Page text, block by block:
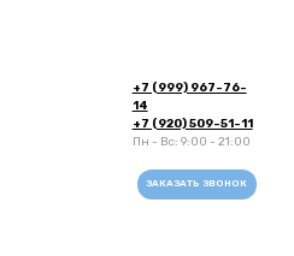
+7 (999) 967-76-
14
+7 (920) 509-51-11
Пн - Вс: 9:00 - 21:00
ЗАКАЗАТЬ ЗВОНОК